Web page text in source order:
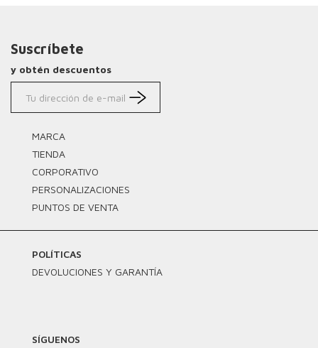
Suscríbete
y obtén descuentos
MARCA
TIENDA
CORPORATIVO
PERSONALIZACIONES
PUNTOS DE VENTA
POLÍTICAS
DEVOLUCIONES Y GARANTÍA
SÍGUENOS